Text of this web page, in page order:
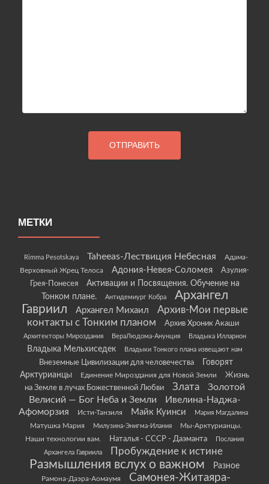
МЕТКИ
Rimma Pesotskaya Taheeas-Лествиция Небесная
Адама-
Верховный Жрец Телоса
Адония-Невея-Соломея
Азулия-
Грея-Понесея
Активации и Посвящения. Обучение на
Тонком плане.
Антидемиург Кобра
Архангел
Гавриил
Архангел Михаил
Архив-Мои первые
контакты с Тонким планом
Архив Хроник Акаши
Архитекторы Мироздания ВераЛюдома-Анунция Владыка Илларион
Владыка Мельхиседек Владыки Тонкого плана извещают нам
Внеземные Цивилизации для человечества
Говорят
Арктурианцы
Единение Мироздания для Новой Земли
Жизнь
на Земле в лучах Божественной Любви
Злата
Золотой
Велисий — Бог Неба и Земли
Ивелина-Наджа-
Афоморзия
Исти-Танзиля Майк Куинси Мария Магдалина
Матушка Мария Милузина-Энигма-Илания
Мы-Арктурианцы.
Наши технологии вам.
Наталья - СССР - Даэманта
Послания
Архангела Гавриила
Пробуждение к истине
Размышления вслух о важном Разное
Рамона-Даэра-Аомаумя
Самонея-Житаяра-